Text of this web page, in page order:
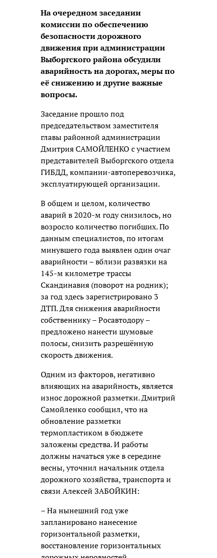
На очередном заседании
комиссии по обеспечению
безопасности дорожного
движения при администрации
Выборгского района обсудили
аварийность на дорогах, меры по
её снижению и другие важные
вопросы.
Заседание прошло под
председательством заместителя
главы районной администрации
Дмитрия САМОЙЛЕНКО с участием
представителей Выборгского отдела
ГИБДД, компании-автоперевозчика,
эксплуатирующей организации.
В общем и целом, количество
аварий в 2020-м году снизилось, но
возросло количество погибших. По
данным специалистов, по итогам
минувшего года выявлен один очаг
аварийности – вблизи развязки на
145-м километре трассы
Скандинавия (поворот на родник);
за год здесь зарегистрировано 3
ДТП. Для снижения аварийности
собственнику – Росавтодору –
предложено нанести шумовые
полосы, снизить разрешённую
скорость движения.
Одним из факторов, негативно
влияющих на аварийность, является
износ дорожной разметки. Дмитрий
Самойленко сообщил, что на
обновление разметки
термопластиком в бюджете
заложены средства. И работы
должны начаться уже в середине
весны, уточнил начальник отдела
дорожного хозяйства, транспорта и
связи Алексей ЗАБОЙКИН:
– На нынешний год уже
запланировано нанесение
горизонтальной разметки,
восстановление горизонтальных